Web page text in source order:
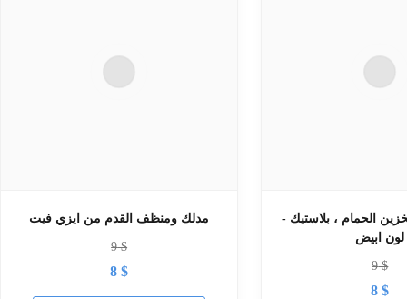
مدلك ومنظف القدم من ايزي فيت
9$
8 $
الحمام ، بلاستيك -
لون ابيض
9$
8 $